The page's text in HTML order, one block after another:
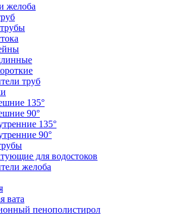
желоба
труб
135°
90°
135°
90°
для водостоков
желоба
вата
пенополистирол